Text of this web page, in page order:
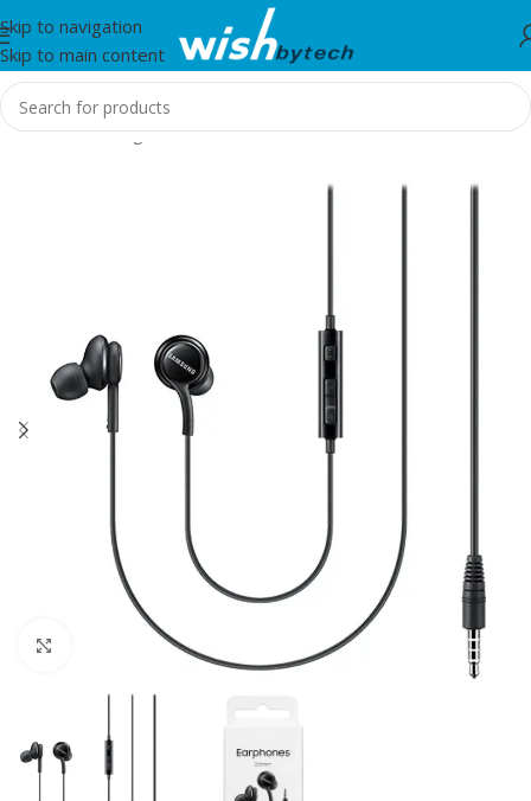
Skip to navigation
Skip to main content
Home/Samsung
Click to enlarge